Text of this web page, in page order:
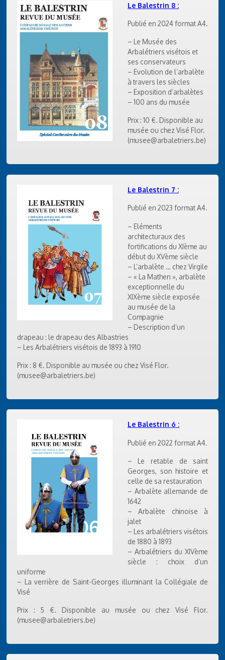
Le Balestrin 8 :
Publié en 2024 format A4.
– Le Musée des
Arbalétriers visétois et
ses conservateurs
– Evolution de l’arbalète
à travers les siècles
– Exposition d’arbalètes
– 100 ans du musée
Prix : 10 €. Disponible au
musée ou chez Visé Flor.
(musee@arbaletriers.be)
Le Balestrin 7 :
Publié en 2023 format A4.
– Eléments
architecturaux des
fortifications du XIème au
début du XVème siècle
– L’arbalète … chez Virgile
– « La Mathen », arbalète
exceptionnelle du
XIXème siècle exposée
au musée de la
Compagnie
– Description d’un
drapeau : le drapeau des Albastries
– Les Arbalétriers visétois de 1893 à 1910
Prix : 8 €. Disponible au musée ou chez Visé Flor.
(musee@arbaletriers.be)
Le Balestrin 6 :
Publié en 2022 format A4.
– Le retable de saint
Georges, son histoire et
celle de sa restauration
– Arbalète allemande de
1642
– Arbalète chinoise à
jalet
– Les arbalétriers visétois
de 1880 à 1893
– Arbalétriers du XIVème
siècle : choix d’un
uniforme
– La verrière de Saint-Georges illuminant la Collégiale de
Visé
Prix : 5 €. Disponible au musée ou chez Visé Flor.
(musee@arbaletriers.be)